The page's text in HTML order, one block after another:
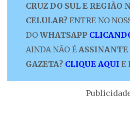
CRUZ DO SUL E REGIÃO
CELULAR? ENTRE NO
DO WHATSAPP
AINDA NÃO É ASSINANTE
GAZETA? CLIQUE AQUI E